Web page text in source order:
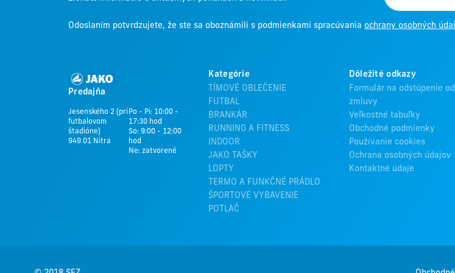
Odoslaním potvrdzujete, že ste sa oboznámili s podmienkami spracúvania ochrany osobných
Predajňa
Jesenského 2 (pri
futbalovom
štadióne)
949 01 Nitra
Po - Pi: 10:00 -
17:30 hod
So: 9:00 - 12:00
hod
Ne: zatvorené
Kategórie
TÍMOVÉ OBLEČENIE
FUTBAL
BRANKÁR
RUNNING A FITNESS
INDOOR
JAKO TAŠKY
LOPTY
TERMO A FUNKČNÉ PRÁDLO
ŠPORTOVÉ VYBAVENIE
POTLAČ
Dôležité odkazy
Formulár na odstúpenie od
zmluvy
Veľkostné tabuľky
Obchodné podmienky
Používanie cookies
Ochrana osobných údajov
Kontaktné údaje